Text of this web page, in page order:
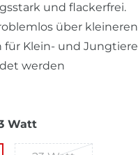
und flackerfrei.
über kleineren
für Klein- und Jungtiere
werden
Watt